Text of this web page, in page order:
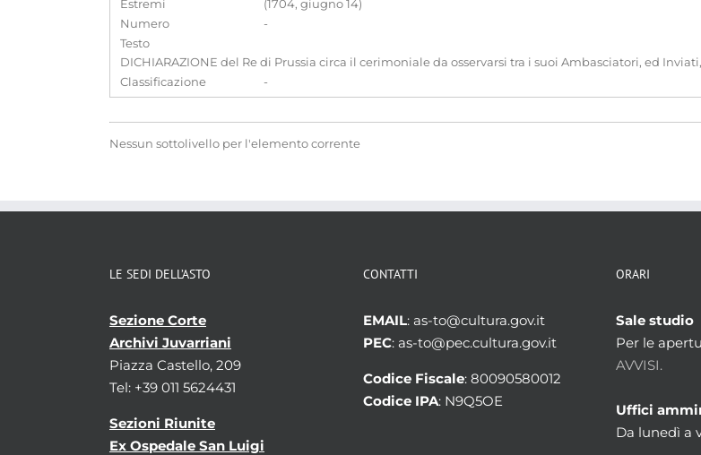
Estremi
(1704, giugno 14)
Numero
-
Testo
DICHIARAZIONE del Re di Prussia circa il cerimoniale da osservarsi tra i suoi Ambasciatori, ed
Classificazione
-
Nessun sottolivello per l'elemento corrente
LE SEDI DELL’ASTO
Sezione Corte
Archivi Juvarriani
Piazza Castello, 209
Tel: +39 011 5624431
Sezioni Riunite
Ex Ospedale San Luigi
CONTATTI
EMAIL: as-to@cultura.gov.it
PEC: as-to@pec.cultura.gov.it
Codice Fiscale: 80090580012
Codice IPA: N9Q5OE
ORARI
Sale studio
Per le
AVVISI.
Uffici
Da lunedì a